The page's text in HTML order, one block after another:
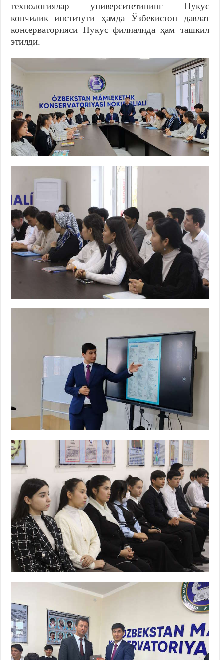
технологиялар университетининг Нукус
кончилик институти ҳамда Ўзбекистон давлат
консерваторияси Нукус филиалида ҳам ташкил
этилди.